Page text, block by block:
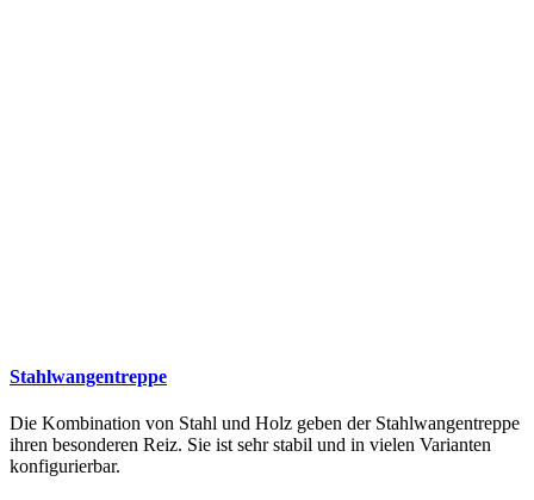
Stahlwangentreppe
Die Kombination von Stahl und Holz geben der Stahlwangentreppe
ihren besonderen Reiz. Sie ist sehr stabil und in vielen Varianten
konfigurierbar.